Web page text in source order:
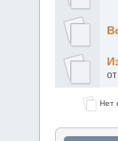
Нет